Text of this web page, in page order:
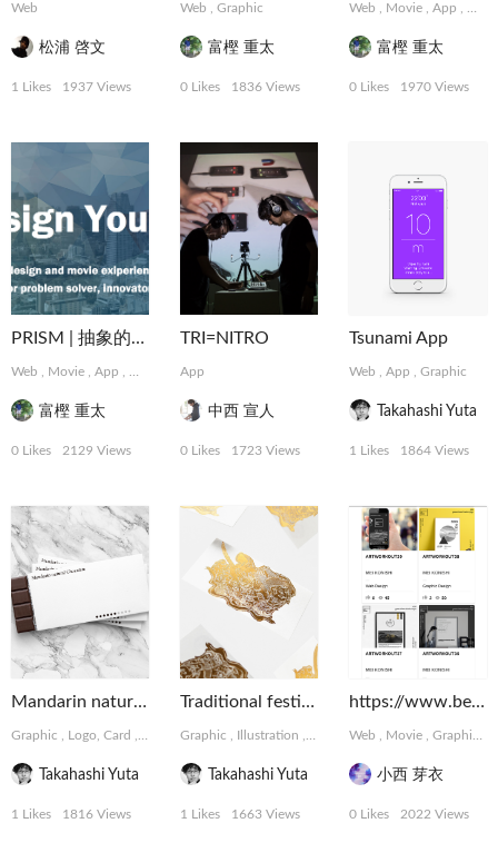
Web
松浦 啓文
1 Likes 1937 Views
Web ,Graphic
富樫 重太
0 Likes 1836 Views
Web Movie ,App
富樫 重太
0 Likes 1970 Views
PRISM | 抽象的な難題に取り組むデザインコレクティブ
Web Movie App ,MotionGraphics Logo, Card,Photograph
富樫 重太
0 Likes 2129 Views
TRI=NITRO
App
中西 宣人
0 Likes 1723 Views
Tsunami App
Web ,App ,Graphic
Takahashi Yuta
1 Likes 1864 Views
Mandarin natural Chocolate
Graphic Logo, Card Package, Book
Takahashi Yuta
1 Likes 1816 Views
Traditional festival of Japan
Graphic Illustration Logo, Card
Takahashi Yuta
1 Likes 1663 Views
https://www.behance.net/meikonishi
Web Movie ,Graphic
小西 芽衣
0 Likes 2022 Views